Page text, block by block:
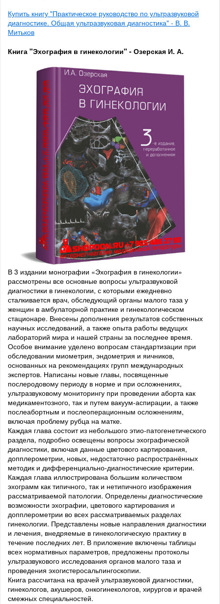
Купить книгу "Практическое руководство по ультразвуковой
диагностике. Общая ультразвуковая диагностика" - В. В.
Митьков
Книга "Эхография в гинекологии" - Озерская И. А.
В 3 издании монографии «Эхография в гинекологии»
рассмотрены все основные вопросы ультразвуковой
диагностики в гинекологии, с которыми ежедневно
сталкивается врач, обследующий органы малого таза у
женщин в амбулаторной практике и гинекологическом
стационаре. Внесены дополнения результатов собственных
научных исследований, а также опыта работы ведущих
лабораторий мира и нашей страны за последнее время.
Особое внимание уделено вопросам стандартизации при
обследовании миометрия, эндометрия и яичников,
основанных на рекомендациях групп международных
экспертов. Написаны новые главы, посвященные
послеродовому периоду в норме и при осложнениях,
ультразвуковому мониторингу при проведении аборта как
медикаментозного, так и путем вакуум-аспирации, а также
послеабортным и послеоперационным осложнениям,
включая проблему рубца на матке.
Каждая глава состоит из небольшого этио-патогенетического
раздела, подробно освещены вопросы эхографической
диагностики, включая данные цветового картирования,
допплерометрии, новых, недостаточно распространённых
методик и дифференциально-диагностические критерии.
Каждая глава иллюстрирована большим количеством
эхограмм как типичного, так и нетипичного изображения
рассматриваемой патологии. Определены диагностические
возможности эхографии, цветового картирования и
допплерометрии во всех рассматриваемых разделах
гинекологии. Представлены новые направления диагностики
и лечения, внедряемые в гинекологическую практику в
течение последних лет. В приложение включены таблицы
всех нормативных параметров, предложены протоколы
ультразвукового исследования органов малого таза и
проведения эхогистеросальпингоскопии.
Книга рассчитана на врачей ультразвуковой диагностики,
гинекологов, акушеров, онкогинекологов, хирургов и врачей
смежных специальностей.